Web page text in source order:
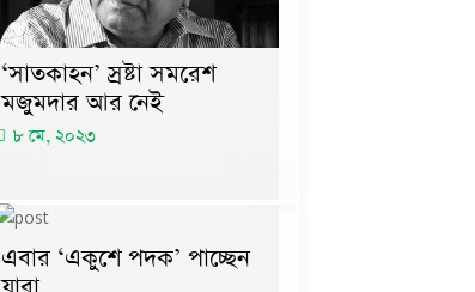
‘সাতকাহন’ স্রষ্টা সমরেশ
মজুমদার আর নেই
৮ মে, ২০২৩
এবার ‘একুশে পদক’ পাচ্ছেন